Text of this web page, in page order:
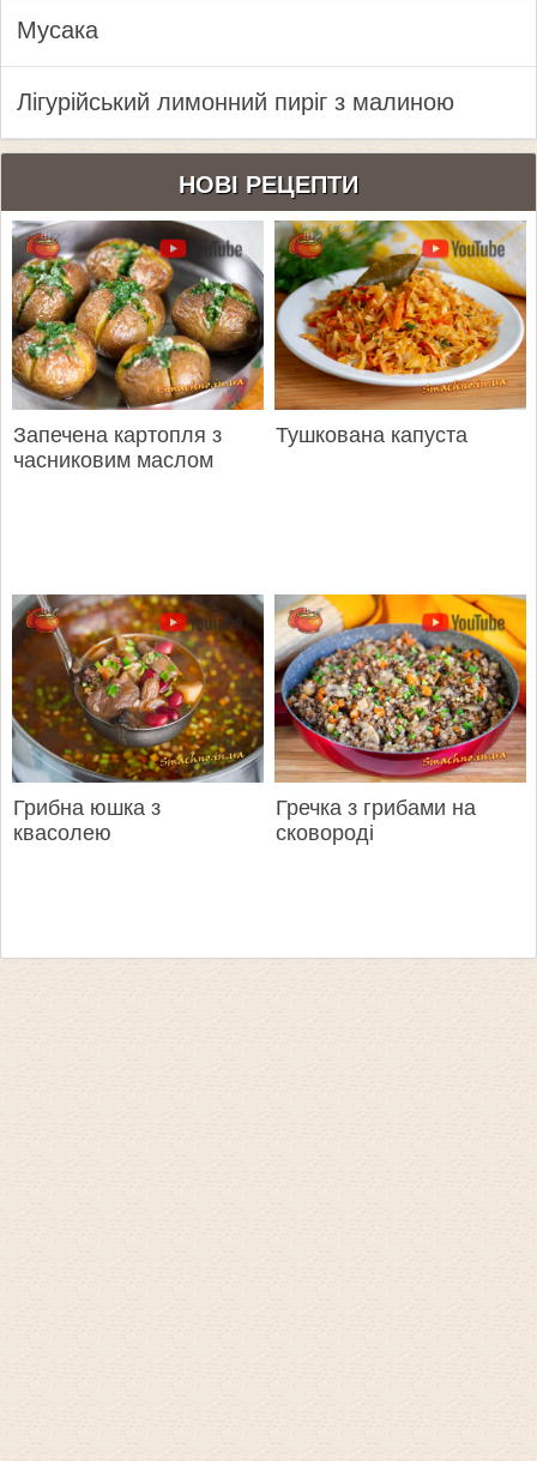
Мусака
Лігурійський лимонний пиріг з малиною
НОВІ РЕЦЕПТИ
Запечена картопля з
часниковим маслом
Тушкована капуста
Грибна юшка з
квасолею
Гречка з грибами на
сковороді